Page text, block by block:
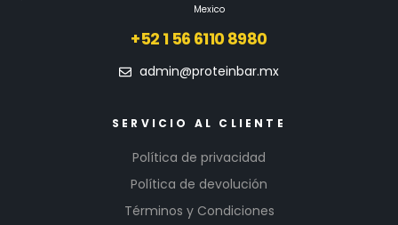
Mexico
+52 1 56 6110 8980
admin@proteinbar.mx
SERVICIO AL CLIENTE
Política de privacidad
Política de devolución
Términos y Condiciones